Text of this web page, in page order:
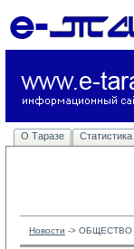
О Таразе Статистика
Новости -> ОБЩЕСТВО